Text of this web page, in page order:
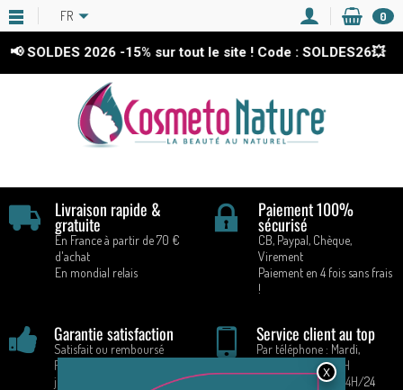
📢 SOLDES 2026-15%sur tout le site ! Code : SOLDES26💥
FR 0
Livraison rapide &
gratuite
En France à partir de 70 €
d'achat
En mondial relais
Paiement 100%
sécurisé
CB, Paypal, Chèque,
Virement
Paiement en 4 fois sans frais
!
Garantie satisfaction
Satisfait ou remboursé
Retours acceptés pendant 14
jours
Service client au top
Par téléphone : Mardi,
Vendredi : 9H - 16H
Par E-mail : 7J/7 24H/24